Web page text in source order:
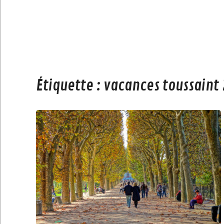
Étiquette : vacances toussaint